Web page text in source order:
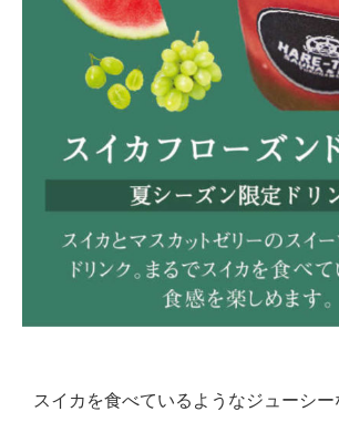
スイカを食べているようなジューシ